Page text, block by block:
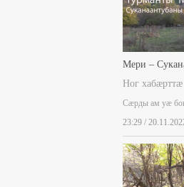
Мери –
Ног хабæрттæ
Сæрды ам уæ
23:29 /